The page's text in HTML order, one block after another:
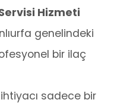
Hizmeti
genelindeki
bir ilaç
sadece bir